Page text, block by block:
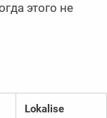
этого не
Lokalise